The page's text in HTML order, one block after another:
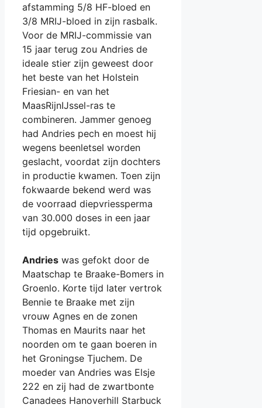
afstamming 5/8 HF-bloed en
3/8 MRIJ-bloed in zijn rasbalk.
Voor de MRIJ-commissie van
15 jaar terug zou Andries de
ideale stier zijn geweest door
het beste van het Holstein
Friesian- en van het
MaasRijnIJssel-ras te
combineren. Jammer genoeg
had Andries pech en moest hij
wegens beenletsel worden
geslacht, voordat zijn dochters
in productie kwamen. Toen zijn
fokwaarde bekend werd was
de voorraad diepvriessperma
van 30.000 doses in een jaar
tijd opgebruikt.
Andries was gefokt door de
Maatschap te Braake-Bomers in
Groenlo. Korte tijd later vertrok
Bennie te Braake met zijn
vrouw Agnes en de zonen
Thomas en Maurits naar het
noorden om te gaan boeren in
het Groningse Tjuchem. De
moeder van Andries was Elsje
222 en zij had de zwartbonte
Canadees Hanoverhill Starbuck